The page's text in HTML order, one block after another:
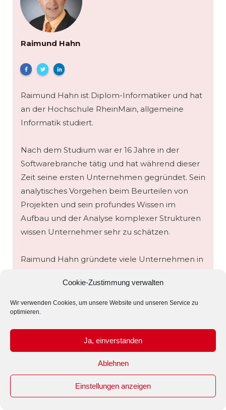
Cookie-Zustimmung verwalten
Wir verwenden Cookies, um unsere Website und unseren Service zu
optimieren.
Ja, einverstanden
Ablehnen
Einstellungen anzeigen
Raimund Hahn
Raimund Hahn ist Diplom-Informatiker und hat
an der Hochschule RheinMain, allgemeine
Informatik studiert.
Nach dem Studium war er 16 Jahre in der
Softwarebranche tätig und hat während dieser
Zeit seine ersten Unternehmen gegründet. Sein
analytisches Vorgehen beim Beurteilen von
Projekten und sein profundes Wissen im
Aufbau und der Analyse komplexer Strukturen
wissen Unternehmer sehr zu schätzen.
Raimund Hahn gründete viele Unternehmen in
auch selbst geleitet oder beraten hat. Bis heute
wurden von ihm mehr als 100 Publikationen im
Bereich ITK veröffentlicht.
Du bist auf der suche